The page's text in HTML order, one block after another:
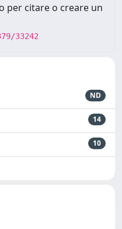
per citare o creare un
33242
ND
14
10